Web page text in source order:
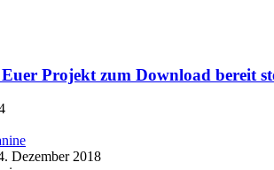
Projekt zum Download bereit
Dezember 2018